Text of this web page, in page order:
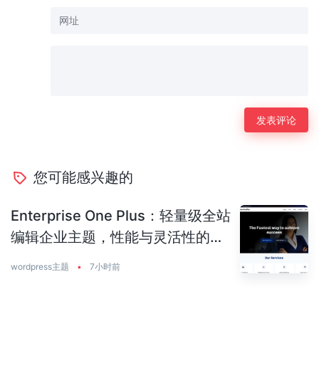
您可能感兴趣的
Enterprise One Plus：轻量级全站
编辑企业主题，性能与灵活性的完
wordpress主题 • 7小时前